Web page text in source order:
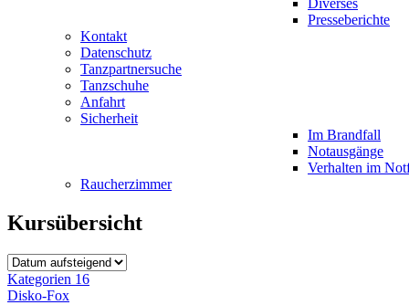
Diverses
Presseberichte
Kontakt
Datenschutz
Tanzpartnersuche
Tanzschuhe
Anfahrt
Sicherheit
Im Brandfall
Notausgänge
Verhalten im
Raucherzimmer
Kursübersicht
Kategorien 16
Disko-Fox